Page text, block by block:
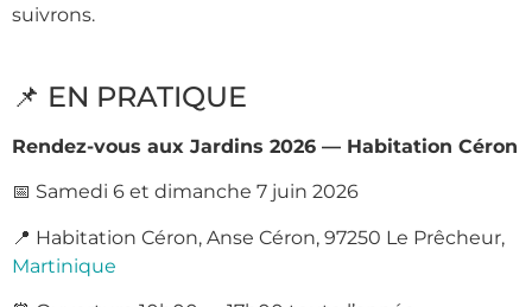
suivrons.
📌 EN PRATIQUE
Rendez-vous aux Jardins 2026 — Habitation Céron
📅 Samedi 6 et dimanche 7 juin 2026
📍 Habitation Céron, Anse Céron, 97250 Le Prêcheur,
Martinique